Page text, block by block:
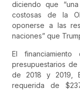
diciendo que
costosas de la
oponerse a las
naciones” que
El
presupuestarios
de 2018 y 2019,
requerida de